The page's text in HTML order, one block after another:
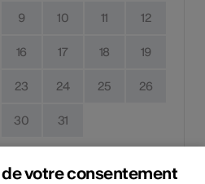
9 10 11 12
16 17 18 19
23 24 25 26
30 31
votre consentement